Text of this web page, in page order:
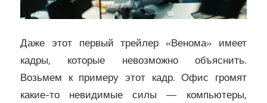
Даже этот первый трейлер «Венома» имеет
кадры, которые невозможно объяснить.
Возьмем к примеру этот кадр. Офис громят
какие-то невидимые силы — компьютеры,